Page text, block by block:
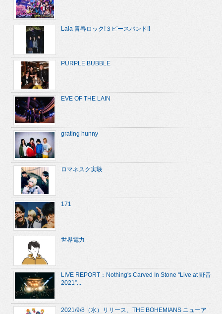
Lala 青春ロック!３ピースバンド!!
PURPLE BUBBLE
EVE OF THE LAIN
grating hunny
ロマネスク実験
171
世界電力
LIVE REPORT：Nothing's Carved In Stone “Live at 野音
2021”...
2021/9/8（水）リリース、THE BOHEMIANS ニューア